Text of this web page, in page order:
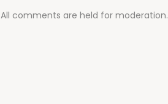
All comments are held for moderation.